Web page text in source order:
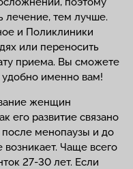
лечение, тем лучше.
и Поликлиники
или переносить
приема. Вы сможете
удобно именно вам!
женщин
его развитие связано
после менопаузы и до
возникает. Чаще всего
27-30 лет. Если